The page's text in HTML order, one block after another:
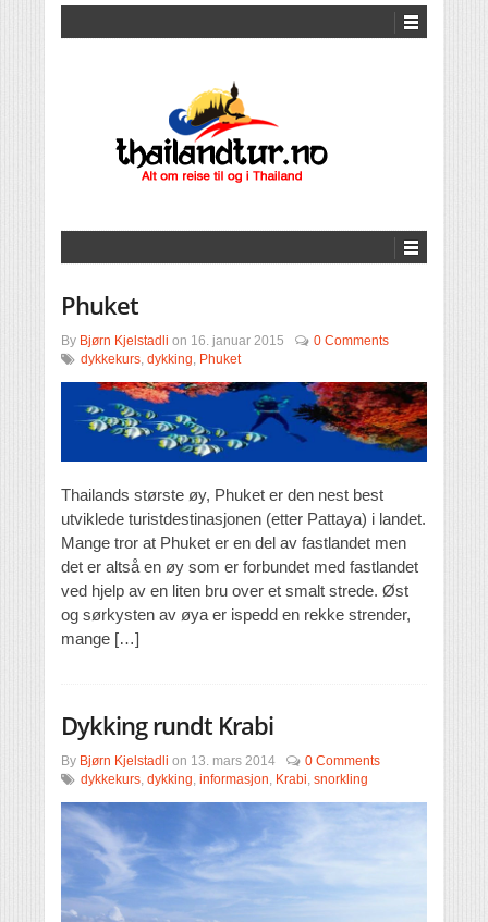
Phuket
By Bjørn Kjelstadli on 16. januar 2015
0 Comments
dykkekurs, dykking, Phuket
Thailands største øy, Phuket er den nest best
utviklede turistdestinasjonen (etter Pattaya) i landet.
Mange tror at Phuket er en del av fastlandet men
det er altså en øy som er forbundet med fastlandet
ved hjelp av en liten bru over et smalt strede. Øst
og sørkysten av øya er ispedd en rekke strender,
mange […]
Dykking rundt Krabi
By Bjørn Kjelstadli on 13. mars 2014
0 Comments
dykkekurs dykking informasjon Krabi snorkling